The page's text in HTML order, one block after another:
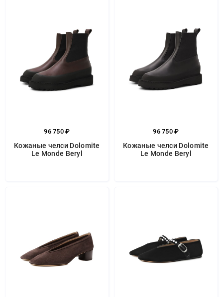
96 750 ₽
Кожаные челси Dolomite
Le Monde Beryl
96 750 ₽
Кожаные челси Dolomite
Le Monde Beryl